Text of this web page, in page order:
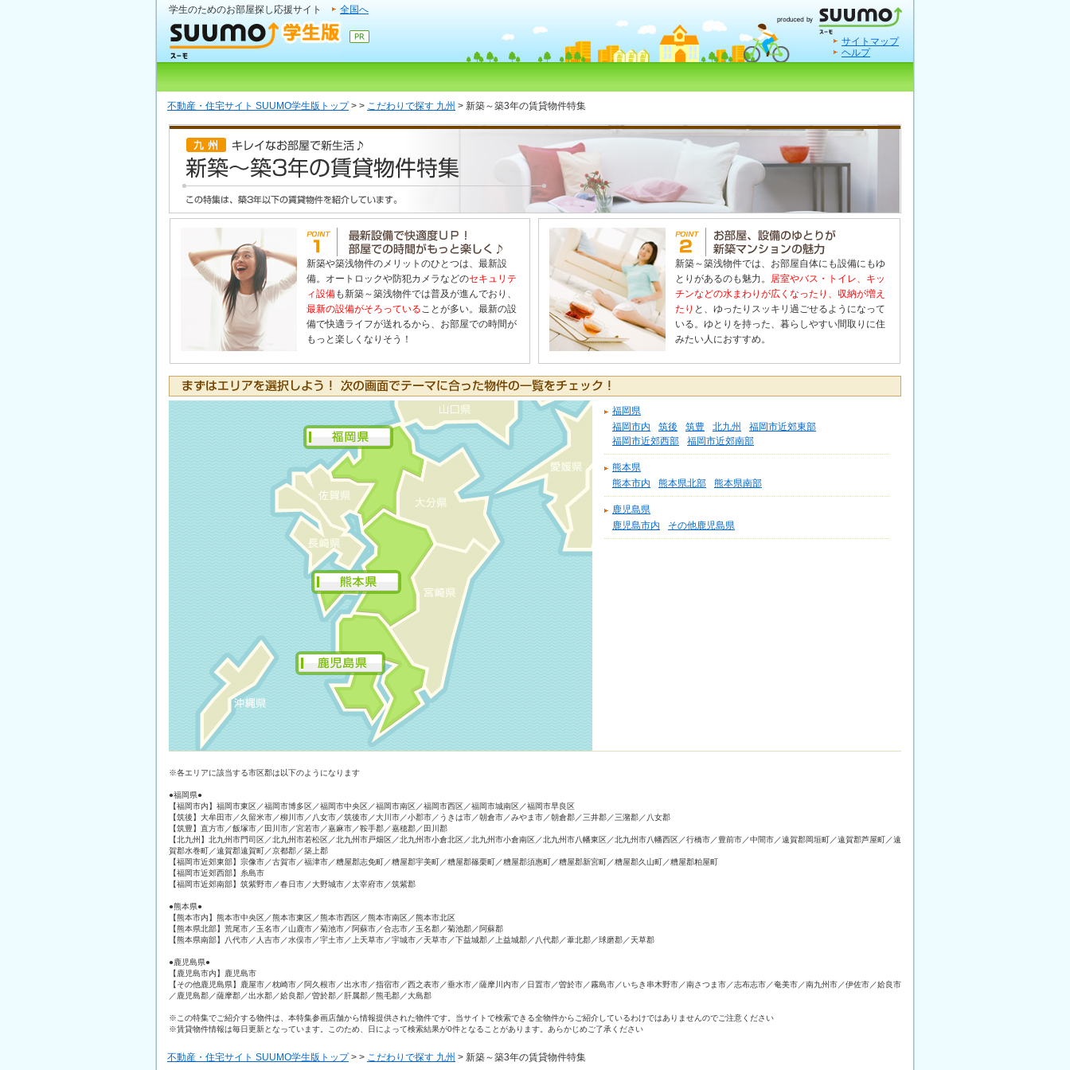
学生のためのお部屋探し応援サイト 全国へ
サイトマップ
ヘルプ
不動産・住宅サイト SUUMO学生版トップ> > こだわりで探す 九州 > 新築～築3年の賃貸物件特集
新築や築浅物件のメリットのひとつは、最新設
備。オートロックや防犯カメラなどのセキュリテ
ィ設備も新築～築浅物件では普及が進んでおり、
最新の設備がそろっていることが多い。最新の設
備で快適ライフが送れるから、お部屋での時間が
もっと楽しくなりそう！
新築～築浅物件では、お部屋自体にも設備にもゆ
とりがあるのも魅力。 居室やバス・トイレ、キッ
チンなどの水まわりが広くなったり、収納が増え
たり と、ゆったりスッキリ過ごせるようになって
いる。ゆとりを持った、暮らしやすい間取りに住
みたい人におすすめ。
福岡県
福岡市内
筑後 筑豊 北九州
福岡市近郊東部
福岡市近郊西部
福岡市近郊南部
熊本県
熊本市内
熊本県北部 熊本県南部
鹿児島県
鹿児島市内
その他鹿児島県
※各エリアに該当する市区郡は以下のようになります
●福岡県●
【福岡市内】福岡市東区／福岡市博多区／福岡市中央区／福岡市南区／福岡市西区／福岡市城南区／福岡市早良区
【筑後】大牟田市／久留米市／柳川市／八女市／筑後市／大川市／小郡市／うきは市／朝倉市／みやま市／朝倉郡／三井郡／三潴郡／八女郡
【筑豊】直方市／飯塚市／田川市／宮若市／嘉麻市／鞍手郡／嘉穂郡／田川郡
【北九州】北九州市門司区／北九州市若松区／北九州市戸畑区／北九州市小倉北区／北九州市小倉南区／北九州市八幡東区／北九州市八幡西区／行橋市／豊前市／中間市／遠賀郡岡垣町／遠賀郡芦屋町／遠
賀郡水巻町／遠賀郡遠賀町／京都郡／築上郡
【福岡市近郊東部】宗像市／古賀市／福津市／糟屋郡志免町／糟屋郡宇美町／糟屋郡篠栗町／糟屋郡須惠町／糟屋郡新宮町／糟屋郡久山町／糟屋郡粕屋町
【福岡市近郊西部】糸島市
【福岡市近郊南部】筑紫野市／春日市／大野城市／太宰府市／筑紫郡
●熊本県●
【熊本市内】熊本市中央区／熊本市東区／熊本市西区／熊本市南区／熊本市北区
【熊本県北部】荒尾市／玉名市／山鹿市／菊池市／阿蘇市／合志市／玉名郡／菊池郡／阿蘇郡
【熊本県南部】八代市／人吉市／水俣市／宇土市／上天草市／宇城市／天草市／下益城郡／上益城郡／八代郡／葦北郡／球磨郡／天草郡
●鹿児島県●
【鹿児島市内】鹿児島市
【その他鹿児島県】鹿屋市／枕崎市／阿久根市／出水市／指宿市／西之表市／垂水市／薩摩川内市／日置市／曽於市／霧島市／いちき串木野市／南さつま市／志布志市／奄美市／南九州市／伊佐市／姶良市
／鹿児島郡／薩摩郡／出水郡／姶良郡／曽於郡／肝属郡／熊毛郡／大島郡
※この特集でご紹介する物件は、本特集参画店舗から情報提供された物件です。当サイトで検索できる全物件からご紹介しているわけではありませんのでご注意ください
※賃貸物件情報は毎日更新となっています。このため、日によって検索結果が0件となることがあります。あらかじめご了承ください
不動産・住宅サイト SUUMO学生版トップ> > こだわりで探す 九州 > 新築～築3年の賃貸物件特集